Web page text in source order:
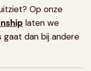
Op onze
laten we
gaat dan bij andere